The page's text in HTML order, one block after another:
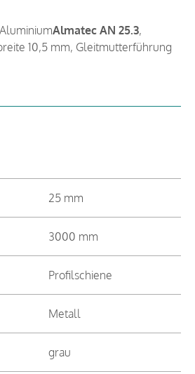
Almatec AN 25.3,
10,5 mm, Gleitmutterführung
25 mm
3000 mm
Profilschiene
Metall
grau